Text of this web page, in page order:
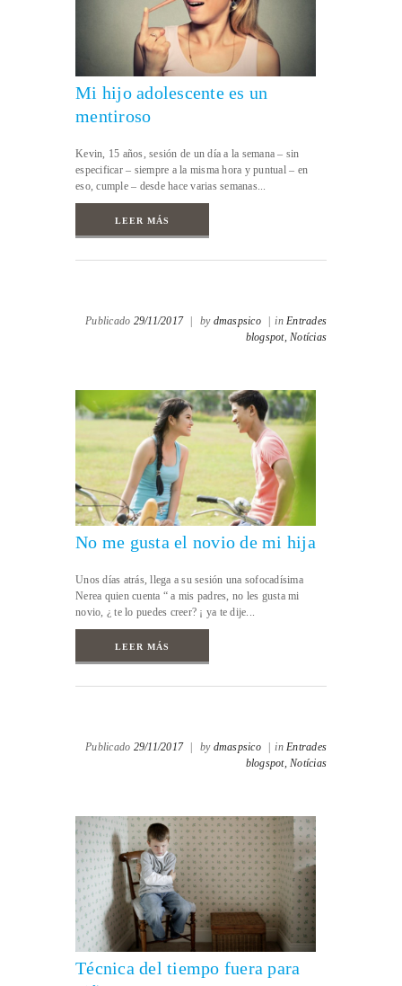
Mi hijo adolescente es un
mentiroso
Kevin, 15 años, sesión de un día a la semana – sin
especificar – siempre a la misma hora y puntual – en
eso, cumple – desde hace varias semanas...
LEER MÁS
Publicado 29/11/2017 | by dmaspsico | in Entrades
blogspot, Notícias
No me gusta el novio de mi hija
Unos días atrás, llega a su sesión una sofocadísima
Nerea quien cuenta “ a mis padres, no les gusta mi
novio, ¿ te lo puedes creer? ¡ ya te dije...
LEER MÁS
Publicado 29/11/2017 | by dmaspsico | in Entrades
blogspot, Notícias
Técnica del tiempo fuera para